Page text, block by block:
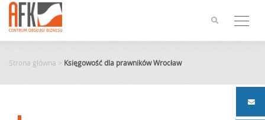
content
Strona główna > Księgowość dla prawników Wrocław